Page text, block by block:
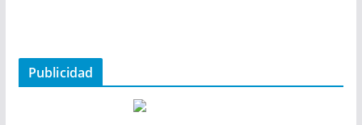
Publicidad